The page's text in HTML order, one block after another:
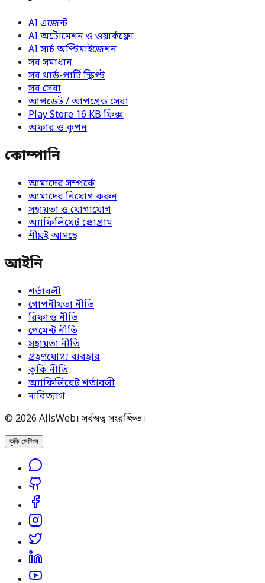
AI এজেন্ট
AI অটোমেশন ও ওয়ার্কফ্লো
AI সার্চ অপ্টিমাইজেশন
সব সমাধান
সব থার্ড-পার্টি স্ক্রিপ্ট
সব সেবা
আপডেট / আপগ্রেড সেবা
Play Store 16 KB ফিক্স
অফার ও কুপন
কোম্পানি
আমাদের সম্পর্কে
আমাদের নিয়োগ করুন
সহায়তা ও যোগাযোগ
অ্যাফিলিয়েট প্রোগ্রাম
শীঘ্রই আসছে
আইনি
শর্তাবলী
গোপনীয়তা নীতি
রিফান্ড নীতি
পেমেন্ট নীতি
সহায়তা নীতি
গ্রহণযোগ্য ব্যবহার
কুকি নীতি
অ্যাফিলিয়েট শর্তাবলী
দাবিত্যাগ
© 2026 AllsWeb। সর্বস্বত্ব সংরক্ষিত।
কুকি সেটিংস